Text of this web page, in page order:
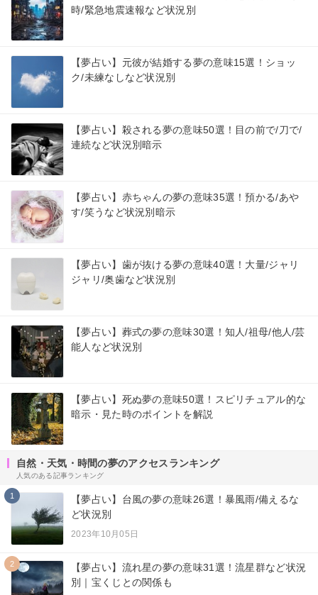
時/緊急地震速報など状況別
【夢占い】元彼が結婚する夢の意味15選！ショッ
ク/未練なしなど状況別
【夢占い】殺される夢の意味50選！目の前で/刀で/
連続など状況別暗示
【夢占い】赤ちゃんの夢の意味35選！預かる/あや
す/笑うなど状況別暗示
【夢占い】歯が抜ける夢の意味40選！大量/ジャリ
ジャリ/奥歯など状況別
【夢占い】葬式の夢の意味30選！知人/祖母/他人/芸
能人など状況別
【夢占い】死ぬ夢の意味50選！スピリチュアル的な
暗示・見た時のポイントを解説
自然・天気・時間の夢のアクセスランキング
人気のある記事ランキング
1
【夢占い】台風の夢の意味26選！暴風雨/備えるな
ど状況別
2023年10月05日
2
【夢占い】流れ星の夢の意味31選！流星群など状況
別｜宝くじとの関係も